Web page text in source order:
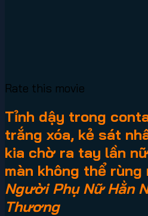
Rate this movie
Tỉnh dậy trong
trắng xóa, kẻ sát
kia chờ ra tay lần
màn không thể
Người Phụ Nữ Hằn
Thương